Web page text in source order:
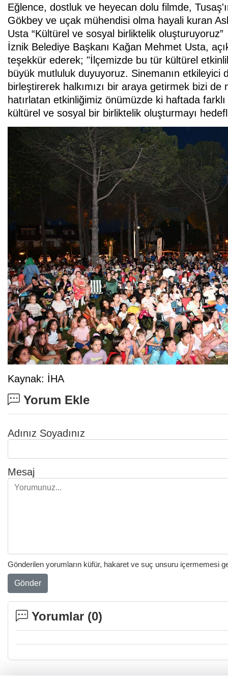
Eğlence, dostluk ve heyecan dolu filmde,
Gökbey ve uçak mühendisi olma hayali kuran
Usta “Kültürel ve sosyal birliktelik oluşturuyoruz”
İznik Belediye Başkanı Kağan Mehmet Usta,
teşekkür ederek; "İlçemizde bu tür kültürel
büyük mutluluk duyuyoruz. Sinemanın etkileyici
birleştirerek halkımızı bir araya getirmek bizi
hatırlatan etkinliğimiz önümüzde ki haftada
kültürel ve sosyal bir birliktelik oluşturmayı
Kaynak: İHA
Yorum Ekle
Adınız Soyadınız
Mesaj
Gönderilen yorumların küfür, hakaret ve suç unsuru içermemesi
Gönder
Yorumlar (0)